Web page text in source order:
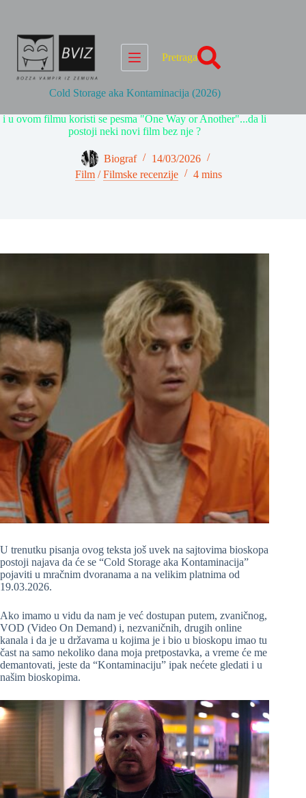
Pretraga
Cold Storage aka Kontaminacija (2026)
i u ovom filmu koristi se pesma "One Way or Another"...da li
postoji neki novi film bez nje ?
Biograf
14/03/2026
Film/Filmske recenzije 4 mins
U trenutku pisanja ovog teksta još uvek na sajtovima bioskopa
postoji najava da će se “Cold Storage aka Kontaminacija”
pojaviti u mračnim dvoranama a na velikim platnima od
19.03.2026.
Ako imamo u vidu da nam je već dostupan putem, zvaničnog,
VOD (Video On Demand) i, nezvaničnih, drugih online
kanala i da je u državama u kojima je i bio u bioskopu imao tu
čast na samo nekoliko dana moja pretpostavka, a vreme će me
demantovati, jeste da “Kontaminaciju” ipak nećete gledati i u
našim bioskopima.